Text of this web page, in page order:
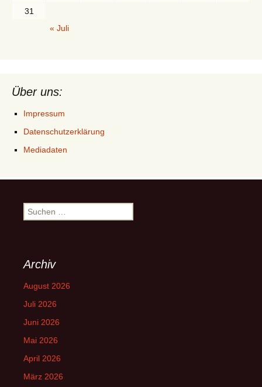
31
« Juli
Über uns:
Impressum
Datenschutzerklärung
Mediadaten
Suchen
nach:
Archiv
August 2026
Juli 2026
Juni 2026
Mai 2026
April 2026
März 2026